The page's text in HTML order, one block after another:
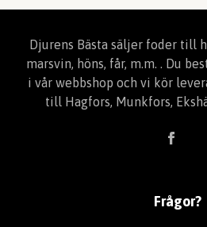
Djurens Bästa säljer foder till
marsvin, höns, får, m.m. . Du
i vår webbshop och vi kör
till Hagfors, Munkfors,
Frågor?